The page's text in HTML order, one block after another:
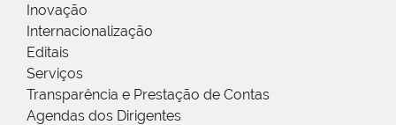
Inovação
Internacionalização
Editais
Serviços
Transparência e Prestação de Contas
Agendas dos Dirigentes